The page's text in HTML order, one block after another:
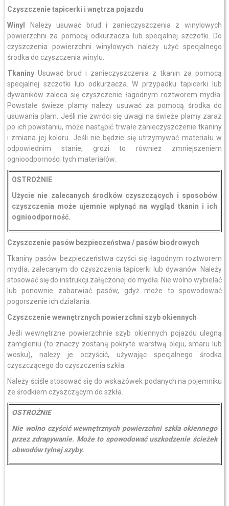
Czyszczenie tapicerki i wnętrza pojazdu
Winyl
Należy usuwać brud i zanieczyszczenia z winylowych
powierzchni za pomocą odkurzacza lub specjalnej szczotki. Do
czyszczenia powierzchni winylowych należy użyć specjalnego
środka do czyszczenia winylu.
Tkaniny Usuwać brud i zanieczyszczenia z tkanin za pomocą
specjalnej szczotki lub odkurzacza. W przypadku tapicerki lub
dywaników zaleca się czyszczenie łagodnym roztworem mydła.
Powstałe świeże plamy należy usuwać za pomocą środka do
usuwania plam. Jeśli nie zwróci się uwagi na świeże plamy zaraz
po ich powstaniu, może nastąpić trwałe zanieczyszczenie tkaniny
i zmiana jej koloru. Jeśli nie będzie się utrzymywać materiału w
odpowiednim stanie, grozi to również zmniejszeniem
ognioodporności tych materiałów.
OSTROŻNIE
Użycie nie zalecanych środków czyszczących i sposobów
czyszczenia może ujemnie wpłynąć na wygląd tkanin i ich
ognioodporność.
Czyszczenie pasów bezpieczeństwa / pasów biodrowych
Tkaniny pasów bezpieczeństwa czyści się łagodnym roztworem
mydła, zalecanym do czyszczenia tapicerki lub dywanów. Należy
stosować się do instrukcji załączonej do mydła. Nie wolno wybielać
lub ponownie zabarwiać pasów, gdyż może to spowodować
pogorszenie ich działania.
Czyszczenie wewnętrznych powierzchni szyb okiennych
Jeśli wewnętrzne powierzchnie szyb okiennych pojazdu ulegną
zamgleniu (to znaczy zostaną pokryte warstwą oleju, smaru lub
wosku), należy je oczyścić, używając specjalnego środka
czyszczącego do czyszczenia szkła.
Należy ściśle stosować się do wskazówek podanych na pojemniku
ze środkiem czyszczącym do szkła.
OSTROŻNIE
Nie wolno czyścić wewnętrznych powierzchni szkła okiennego
przez zdrapywanie. Może to spowodować uszkodzenie ścieżek
obwodów tylnej szyby.